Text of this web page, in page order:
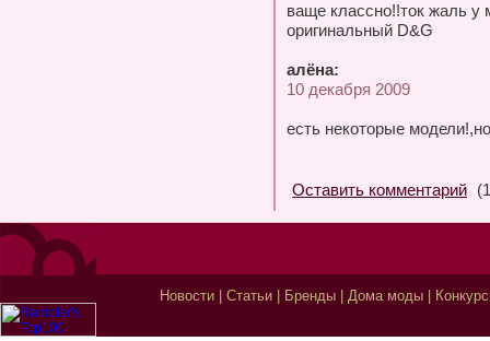
ваще классно!!ток жаль у
оригинальный D&G
алёна:
10 декабря 2009
есть некоторые
Оставить комментарий
Новости| Статьи| Бренды| Дома моды|